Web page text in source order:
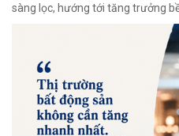
sàng lọc, hướng tới tăng trưởng